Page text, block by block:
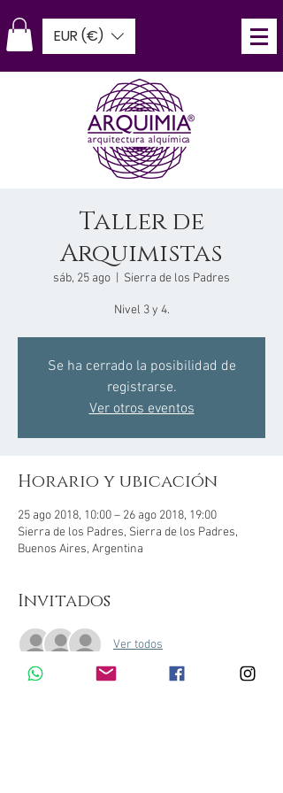
EUR (€)
Taller de
Arquimistas
sáb, 25 ago Sierra de los Padres
Nivel 3 y 4.
Se ha cerrado la posibilidad de
registrarse.
Ver otros eventos
Horario y ubicación
25 ago 2018, 10:00 – 26 ago 2018, 19:00
Sierra de los Padres, Sierra de los Padres,
Buenos Aires, Argentina
Invitados
Ver todos